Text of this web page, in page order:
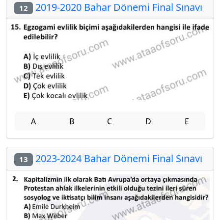
12 2019-2020 Bahar Dönemi Final Sınavı
A B C D E
13 2023-2024 Bahar Dönemi Final Sınavı